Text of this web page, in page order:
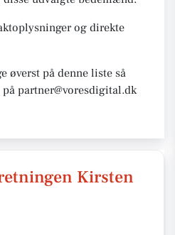
og direkte
øverst på denne liste så
på partner@voresdigital.dk
Kirsten